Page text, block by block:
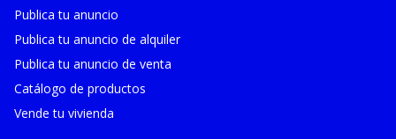
Publica tu anuncio
Publica tu anuncio de alquiler
Publica tu anuncio de venta
Catálogo de productos
Vende tu vivienda